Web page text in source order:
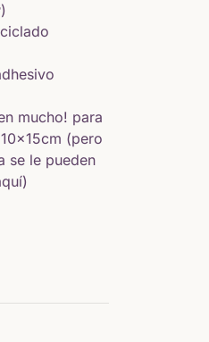
)
mucho! para
(pero
se le pueden
)